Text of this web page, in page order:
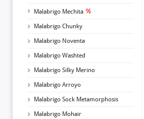
Malabrigo Mechita
Malabrigo Chunky
Malabrigo Noventa
Malabrigo Washted
Malabrigo Silky Merino
Malabrigo Arroyo
Malabrigo Sock Metamorphosis
Malabrigo Mohair